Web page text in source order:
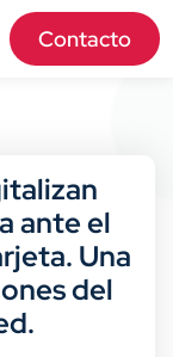
Contacto
ante el
Una
del